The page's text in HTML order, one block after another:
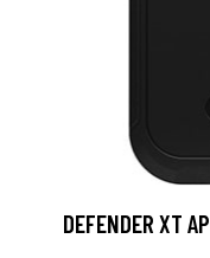
DEFENDER XT